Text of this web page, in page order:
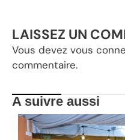
LAISSEZ UN
Vous devez vous
commentaire.
A suivre aussi